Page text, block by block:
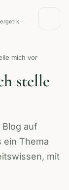
·
mich vor
stelle
auf
ein Thema
mit